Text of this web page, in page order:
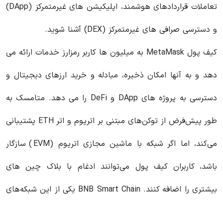
تعاملات قراردادهای هوشمند، اپلیکیشن های غیرمتمرکز (DApp)
و دسترسی صرافی های غیرمتمرکز (DEX) آشنا شوید.
کیف پول MetaMask به میلیون ها کاربر رمزارز خدمات ارائه می
دهد و به آنها امکان ذخیره، مبادله و خرید ارزهای دیجیتال و
دسترسی به پروژه های DApp و DeFi را می دهد. متامسک به
طور پیش‌فرض از توکن‌های مبتنی بر اتریوم و اتر ETH پشتیبانی
می‌کند، اما اگر شبکه با ماشین مجازی اتریوم (EVM) سازگار
باشد، کاربران کیف پول می‌توانند ادغام با بلاک چین های
بیشتری را اضافه کنند. BNB Smart Chain یکی از این شبکه‌های